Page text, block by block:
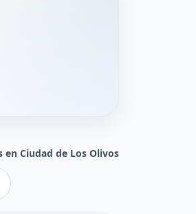
Ciudad de Los Olivos